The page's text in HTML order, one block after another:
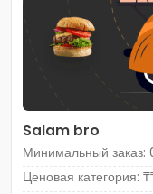
Salam bro
Минимальный заказ:
Ценовая категория: